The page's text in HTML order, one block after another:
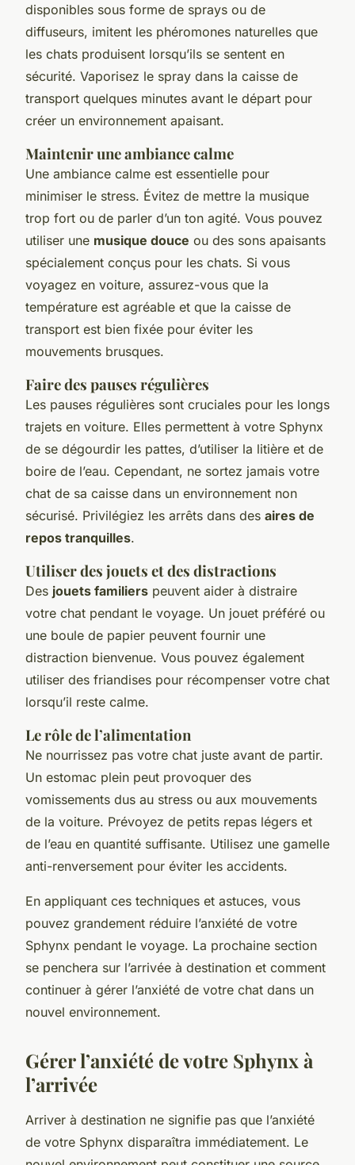
disponibles sous forme de sprays ou de
diffuseurs, imitent les phéromones naturelles que
les chats produisent lorsqu’ils se sentent en
sécurité. Vaporisez le spray dans la caisse de
transport quelques minutes avant le départ pour
créer un environnement apaisant.
Maintenir une ambiance calme
Une ambiance calme est essentielle pour
minimiser le stress. Évitez de mettre la musique
trop fort ou de parler d’un ton agité. Vous pouvez
utiliser une musique douce ou des sons apaisants
spécialement conçus pour les chats. Si vous
voyagez en voiture, assurez-vous que la
température est agréable et que la caisse de
transport est bien fixée pour éviter les
mouvements brusques.
Faire des pauses régulières
Les pauses régulières sont cruciales pour les longs
trajets en voiture. Elles permettent à votre Sphynx
de se dégourdir les pattes, d’utiliser la litière et de
boire de l’eau. Cependant, ne sortez jamais votre
chat de sa caisse dans un environnement non
sécurisé. Privilégiez les arrêts dans des aires de
repos tranquilles.
Utiliser des jouets et des distractions
Des jouets familiers peuvent aider à distraire
votre chat pendant le voyage. Un jouet préféré ou
une boule de papier peuvent fournir une
distraction bienvenue. Vous pouvez également
utiliser des friandises pour récompenser votre chat
lorsqu’il reste calme.
Le rôle de l’alimentation
Ne nourrissez pas votre chat juste avant de partir.
Un estomac plein peut provoquer des
vomissements dus au stress ou aux mouvements
de la voiture. Prévoyez de petits repas légers et
de l’eau en quantité suffisante. Utilisez une gamelle
anti-renversement pour éviter les accidents.
En appliquant ces techniques et astuces, vous
pouvez grandement réduire l’anxiété de votre
Sphynx pendant le voyage. La prochaine section
se penchera sur l’arrivée à destination et comment
continuer à gérer l’anxiété de votre chat dans un
nouvel environnement.
Gérer l’anxiété de votre Sphynx à
l’arrivée
Arriver à destination ne signifie pas que l’anxiété
de votre Sphynx disparaîtra immédiatement. Le